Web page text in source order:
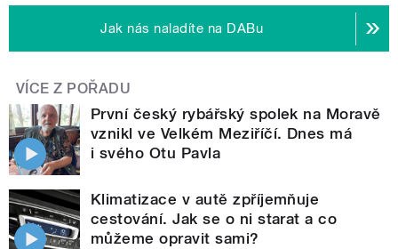
Jak nás naladíte na DABu
VÍCE Z POŘADU
První český rybářský spolek na Moravě
vznikl ve Velkém Meziříčí. Dnes má
i svého Otu Pavla
Klimatizace v autě zpříjemňuje
cestování. Jak se o ni starat a co
můžeme opravit sami?